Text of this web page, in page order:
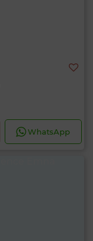
WhatsApp